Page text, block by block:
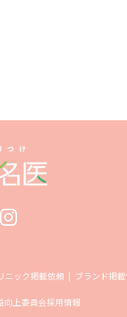
ニック掲載依頼 ブランド掲
向上委員会採用情報